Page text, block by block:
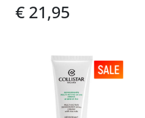
€ 21,95